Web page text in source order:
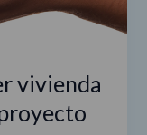
vivienda